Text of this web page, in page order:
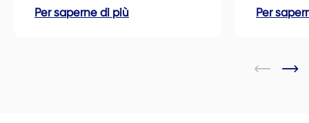
Per saperne di più
Per